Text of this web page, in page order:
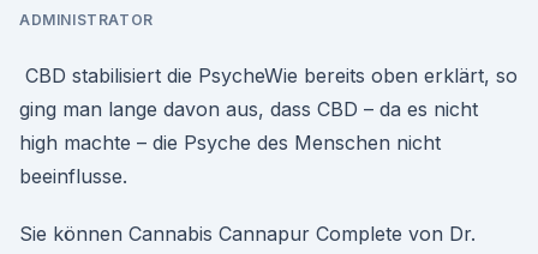
ADMINISTRATOR
️ CBD stabilisiert die PsycheWie bereits oben erklärt, so
ging man lange davon aus, dass CBD – da es nicht
high machte – die Psyche des Menschen nicht
beeinflusse.
Sie können Cannabis Cannapur Complete von Dr.